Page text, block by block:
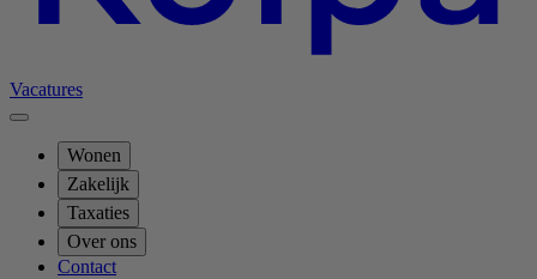
Vacatures
Wonen
Zakelijk
Taxaties
Over ons
Contact